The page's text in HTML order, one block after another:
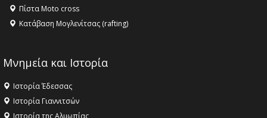
Πίστα Moto cross
Κατάβαση Μογλενίτσας (rafting)
Μνημεία και Ιστορία
Ιστορία Έδεσσας
Ιστορία Γιαννιτσών
Ιστορία της Αλμωπίας